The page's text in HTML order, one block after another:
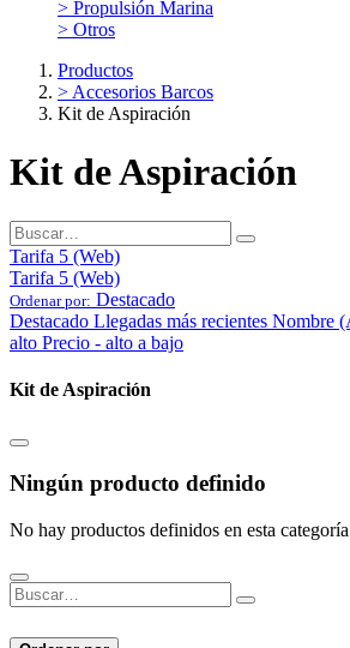
> Propulsión Marina
> Otros
Productos
> Accesorios Barcos
Kit de Aspiración
Kit de Aspiración
Tarifa 5 (Web)
Tarifa 5 (Web)
Ordenar por: Destacado
Destacado Llegadas más recientes Nombre
alto Precio - alto a bajo
Kit de Aspiración
Ningún producto definido
No hay productos definidos en esta